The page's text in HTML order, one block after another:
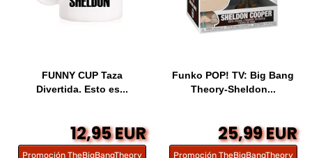
FUNNY CUP Taza
Divertida. Esto es...
12,95 EUR
Promoción TheBigBangTheory
Funko POP! TV: Big Bang
Theory-Sheldon...
25,99 EUR
Promoción TheBigBangTheory